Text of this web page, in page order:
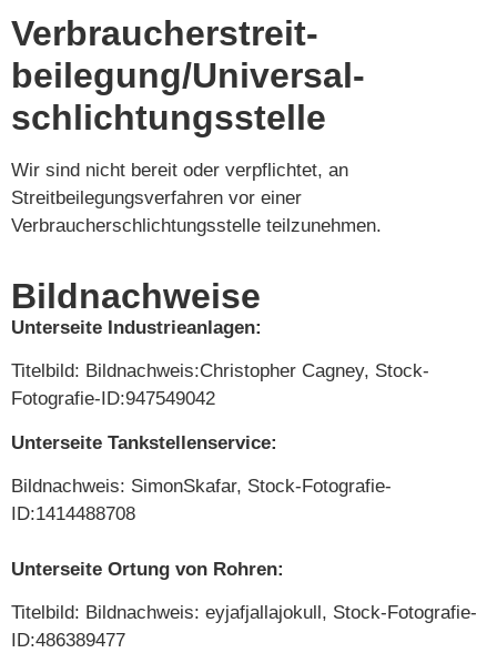
Verbraucher­streit­
beilegung/Universal­
schlichtungs­stelle
Wir sind nicht bereit oder verpflichtet, an
Streitbeilegungsverfahren vor einer
Verbraucherschlichtungsstelle teilzunehmen.
Bildnachweise
Unterseite Industrieanlagen:
Titelbild: Bildnachweis:Christopher Cagney, Stock-
Fotografie-ID:947549042
Unterseite Tankstellenservice:
Bildnachweis: SimonSkafar, Stock-Fotografie-
ID:1414488708
Unterseite Ortung von Rohren:
Titelbild: Bildnachweis: eyjafjallajokull, Stock-Fotografie-
ID:486389477